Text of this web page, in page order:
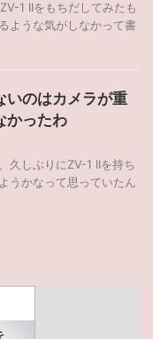
1 IIをもちだしてみたも
ような気がしなかって書
いのはカメラが重
かったわ
久しぶりにZV-1 IIを持ち
うかなって思っていたん